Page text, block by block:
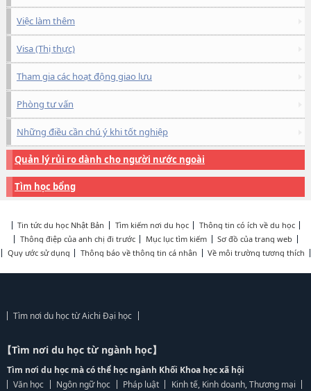
Việc làm thêm
Visa (Thị thực)
Tham gia các hoạt động giao lưu
Phòng tư vấn
Những điều cần chú ý khi tốt nghiệp
Quản lý rủi ro dành cho người nước ngoài
Tìm học bổng
Tin tức du học Nhật Bản Tìm kiếm nơi du học
Thông tin có ích về du học
Thông điệp của anh chị đi trước
Mục lục tìm kiếm
Sơ đồ của trang web
Quy ước sử dụng
Thông báo về thông tin cá nhân Về môi trường tương thích
Tìm nơi du học từ Aichi Đại học
【Tìm nơi du học từ ngành học】
Tìm nơi du học mà có thể học ngành Khối Khoa học xã hội
Văn học
Ngôn ngữ học Pháp luật
Kinh tế, Kinh doanh, Thương mại